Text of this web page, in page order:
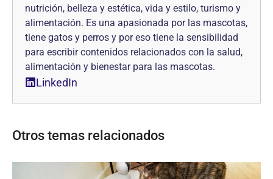
nutrición, belleza y estética, vida y estilo, turismo y
alimentación. Es una apasionada por las mascotas,
tiene gatos y perros y por eso tiene la sensibilidad
para escribir contenidos relacionados con la salud,
alimentación y bienestar para las mascotas.
LinkedIn
Otros temas relacionados